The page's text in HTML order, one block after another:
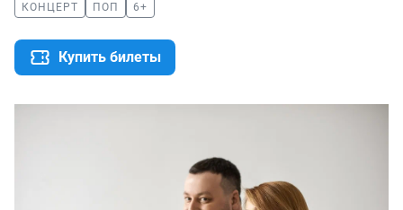
КОНЦЕРТ ПОП 6+
Купить билеты